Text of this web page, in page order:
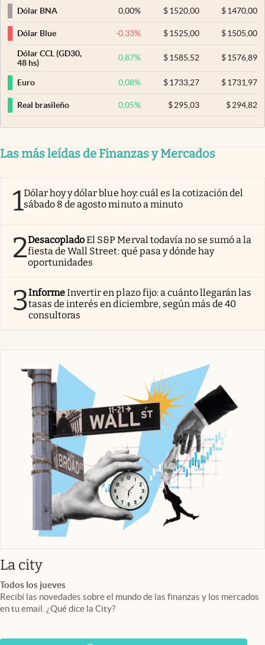
Dólar BNA
0,00% $ 1520,00 $1470,00
Dólar Blue -0,33% $ 1525,00 $1505,00
Dólar CCL (GD30,
48 hs)
0,87% $ 1585,52 $1576,89
Euro 0,08% $ 1733,27 $1731,97
Real brasileño 0,05% $ 295,03 $294,82
Las más leídas de Finanzas y Mercados
1Dólar hoy y dólar blue hoy: cuál es la cotización del
sábado 8 de agosto minuto a minuto
2DesacopladoEl S&P Merval todavía no se sumó a la
fiesta de Wall Street: qué pasa y dónde hay
oportunidades
3InformeInvertir en plazo fijo: a cuánto llegarán las
tasas de interés en diciembre, según más de 40
consultoras
La cityabre en nueva pestaña
Todos los jueves
Recibí las novedades sobre el mundo de las finanzas y los mercados
en tu email. ¿Qué dice la City?